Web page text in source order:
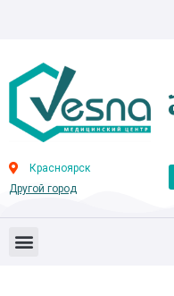
Красноярск
Другой город